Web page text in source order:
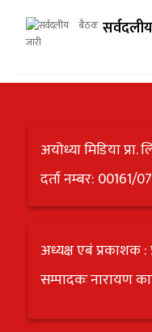
अयोध्या मिडिया प्रा.
दर्ता नम्बर: 00161/
अध्यक्ष एबं प्रकाशक :
सम्पादकः नारायण